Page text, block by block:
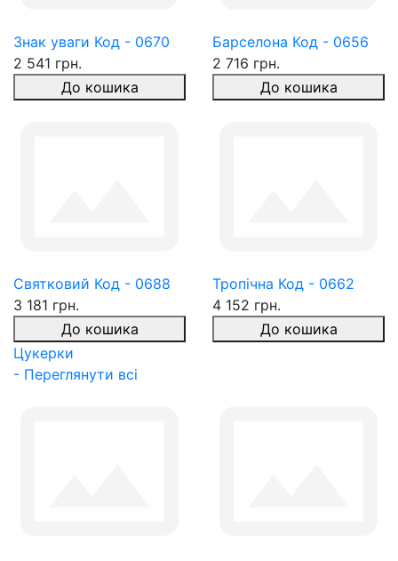
Знак уваги Код - 0670
2 541 грн.
До кошика
Барселона Код - 0656
2 716 грн.
До кошика
Святковий Код - 0688
3 181 грн.
До кошика
Тропічна Код - 0662
4 152 грн.
До кошика
Цукерки
- Переглянути всі